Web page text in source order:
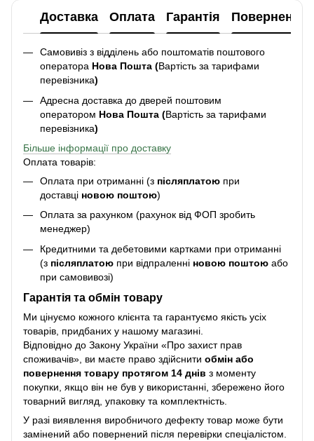
Доставка Оплата Гарантія Повернення
Самовивіз з відділень або поштоматів поштового
оператора Нова Пошта (Вартість за тарифами
перевізника)
Адресна доставка до дверей поштовим
оператором Нова Пошта (Вартість за тарифами
перевізника)
Більше інформації про доставку
Оплата товарів:
Оплата при отриманні (з післяплатою при
доставці новою поштою)
Оплата за рахунком (рахунок від ФОП зробить
менеджер)
Кредитними та дебетовими картками при отриманні
(з післяплатою при відпраленні новою поштою або
при самовивозі)
Гарантія та обмін товару
Ми цінуємо кожного клієнта та гарантуємо якість усіх
товарів, придбаних у нашому магазині.
Відповідно до Закону України «Про захист прав
споживачів», ви маєте право здійснити обмін або
повернення товару протягом 14 днів з моменту
покупки, якщо він не був у використанні, збережено його
товарний вигляд, упаковку та комплектність.
У разі виявлення виробничого дефекту товар може бути
замінений або повернений після перевірки спеціалістом.